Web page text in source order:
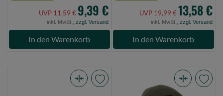
UVP 11,59 € 9,39 €
inkl. MwSt., zzgl. Versand
In den Warenkorb
UVP 19,99 € 13,58 €
inkl. MwSt., zzgl. Versand
In den Warenkorb